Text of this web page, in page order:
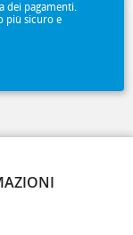
dei pagamenti.
più sicuro e